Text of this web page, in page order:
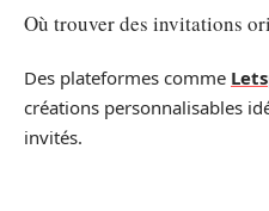
Où trouver des invitations
Des plateformes comme
créations personnalisables
invités.